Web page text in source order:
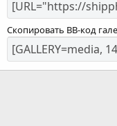
Скопировать BB-код